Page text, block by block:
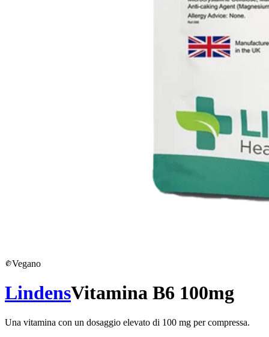
Vegano
LindensVitamina B6 100mg
Una vitamina con un dosaggio elevato di 100 mg per compressa.